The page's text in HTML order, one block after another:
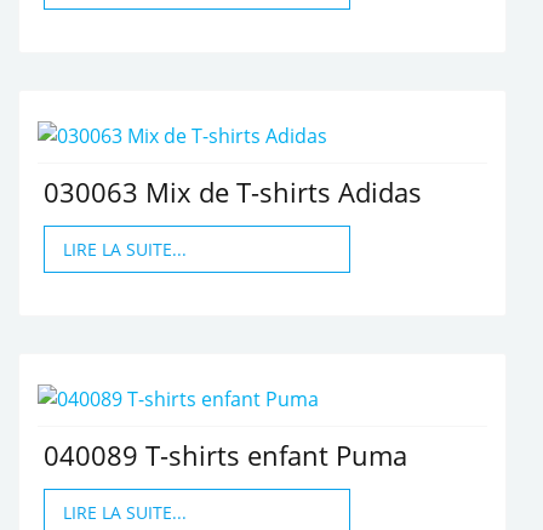
030063 Mix de T-shirts Adidas
LIRE LA SUITE...
040089 T-shirts enfant Puma
LIRE LA SUITE...